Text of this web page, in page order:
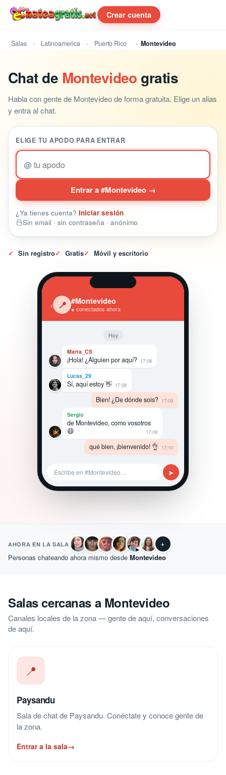
Crear cuenta
Salas Latinoamerica Puerto Rico Montevideo
Chat de Montevideo gratis
Habla con gente de Montevideo de forma gratuita. Elige un alias
y entra al chat.
ELIGE TU APODO PARA ENTRAR
@
Entrar a #Montevideo →
¿Ya tienes cuenta? Iniciar sesión
Sin email · sin contraseña · anónimo
✓ Sin registro✓ Gratis✓ Móvil y escritorio
‹ 📍 #Montevideo
● conectados ahora
Hoy
Marta_CS
¡Hola! ¿Alguien por aquí? 17:08
Lucas_29
Sí, aquí estoy 👋 17:08
Bien! ¿De dónde sois? 17:09
Sergio
de Montevideo, como vosotros
😄
17:09
qué bien, ¡bienvenido! 👌 17:10
Escribe en #Montevideo… ➤
AHORA EN LA SALA +
Personas chateando ahora mismo desde Montevideo
Salas cercanas a Montevideo
Canales locales de la zona — gente de aquí, conversaciones
de aquí.
📍
Paysandu
Sala de chat de Paysandu. Conéctate y conoce gente de
la zona.
Entrar a la sala→